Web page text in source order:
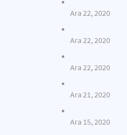
Ara 22, 2020
Ara 22, 2020
Ara 22, 2020
Ara 21, 2020
Ara 15, 2020